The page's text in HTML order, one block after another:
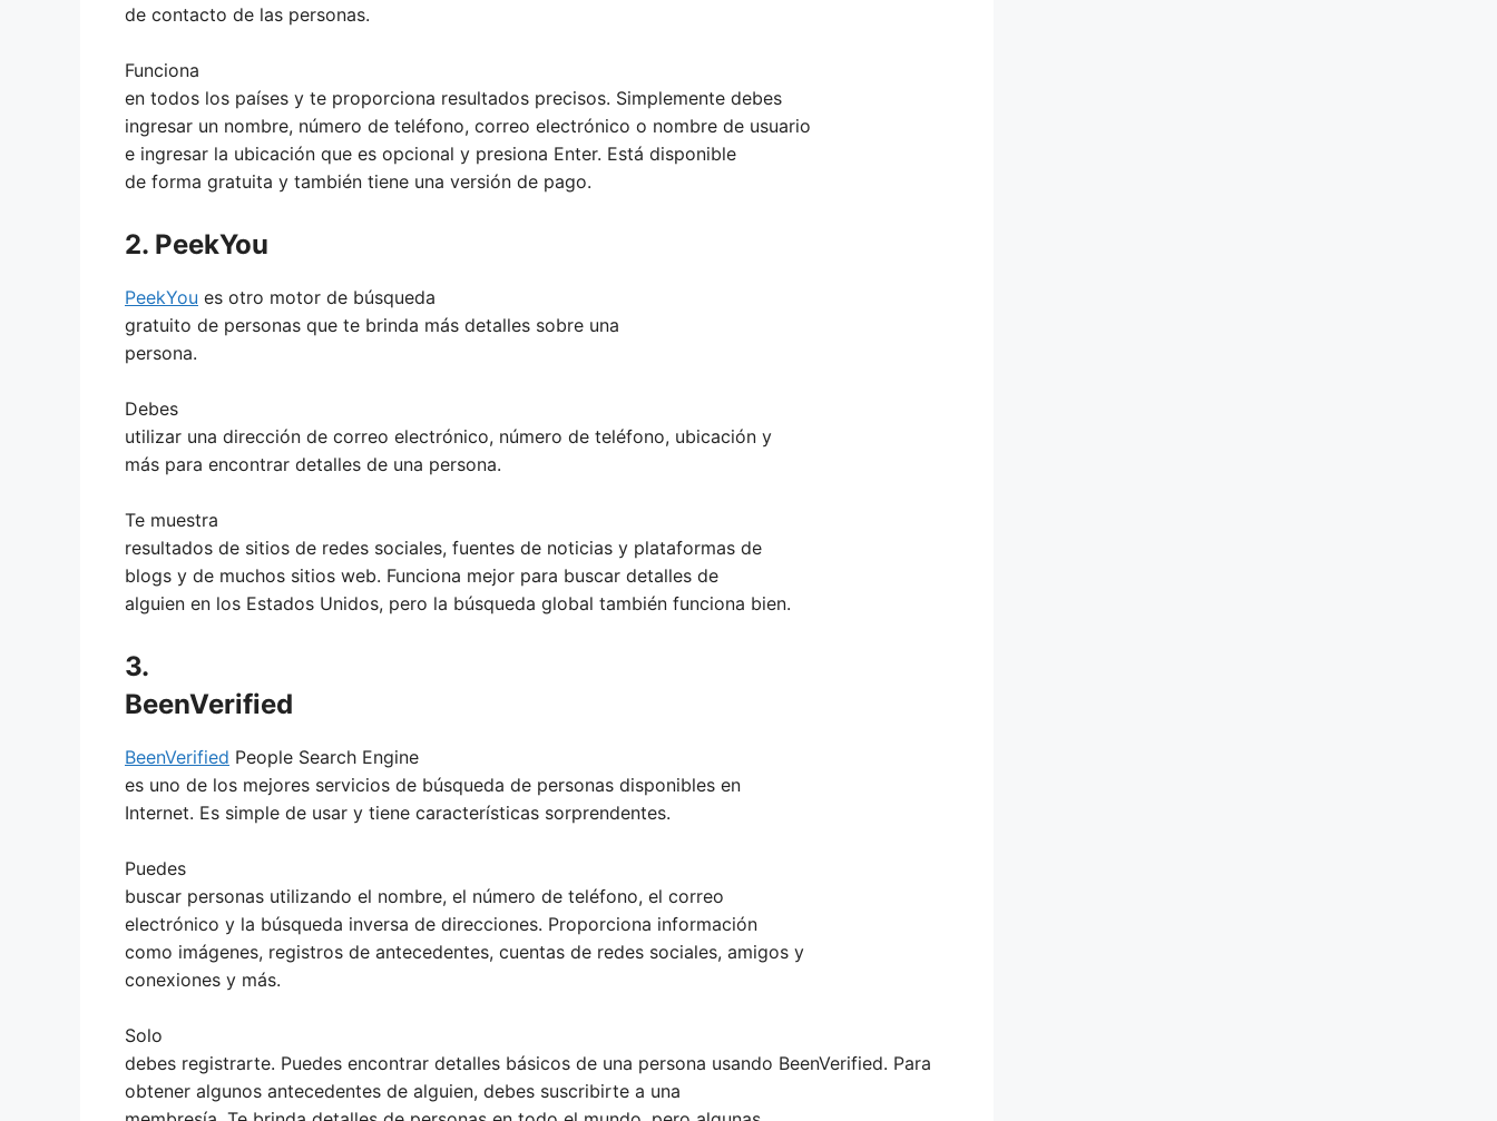
de contacto de las personas.
Funciona
en todos los países y te proporciona resultados precisos. Simplemente debes
ingresar un nombre, número de teléfono, correo electrónico o nombre de usuario
e ingresar la ubicación que es opcional y presiona Enter. Está disponible
de forma gratuita y también tiene una versión de pago.
2. PeekYou
PeekYou es otro motor de búsqueda
gratuito de personas que te brinda más detalles sobre una
persona.
Debes
utilizar una dirección de correo electrónico, número de teléfono, ubicación y
más para encontrar detalles de una persona.
Te muestra
resultados de sitios de redes sociales, fuentes de noticias y plataformas de
blogs y de muchos sitios web. Funciona mejor para buscar detalles de
alguien en los Estados Unidos, pero la búsqueda global también funciona bien.
3.
BeenVerified
BeenVerified People Search Engine
es uno de los mejores servicios de búsqueda de personas disponibles en
Internet. Es simple de usar y tiene características sorprendentes.
Puedes
buscar personas utilizando el nombre, el número de teléfono, el correo
electrónico y la búsqueda inversa de direcciones. Proporciona información
como imágenes, registros de antecedentes, cuentas de redes sociales, amigos y
conexiones y más.
Solo
debes registrarte. Puedes encontrar detalles básicos de una persona usando BeenVerified. Para
obtener algunos antecedentes de alguien, debes suscribirte a una